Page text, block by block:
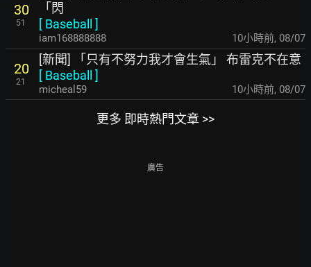
30
51
「閃
[ Baseball ]
iam168888888 10小時前, 08/07
20
21
[新聞] 「只有不努力我才會生氣」 布雷克不在意
[ Baseball ]
micheal59 10小時前, 08/07
更多 即時熱門文章 >>
廣告